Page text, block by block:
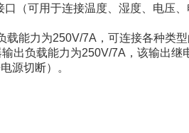
（可用于连接温度、湿度、电压
能力为250V/7A，可连接各种类
出负载能力为250V/7A，该输出
源切断）。